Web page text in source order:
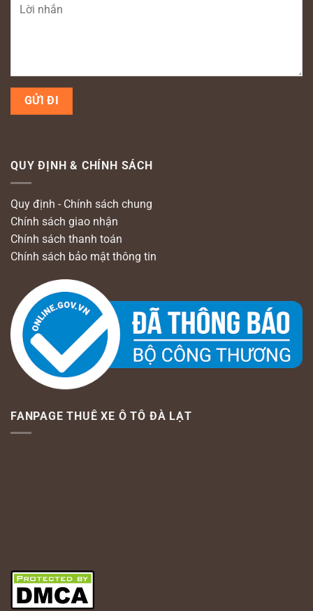
QUY ĐỊNH & CHÍNH SÁCH
Quy định - Chính sách chung
Chính sách giao nhận
Chính sách thanh toán
Chính sách bảo mật thông tin
FANPAGE THUÊ XE Ô TÔ ĐÀ LẠT